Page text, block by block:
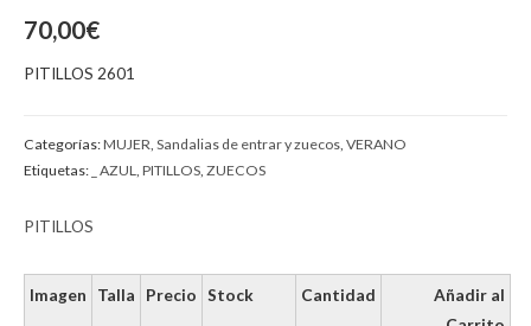
70,00€
PITILLOS 2601
Categorías:MUJER Sandalias de entrar y zuecos VERANO
Etiquetas: _ AZUL PITILLOS ZUECOS
PITILLOS
Imagen Talla Precio Stock Cantidad
Añadir al